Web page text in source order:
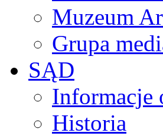
Muzeum
Grupa
SĄD
Informacje
Historia